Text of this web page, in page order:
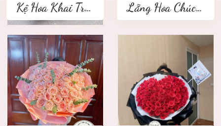
Kệ Hoa Khai Trương 2 tầng Lẵng Hoa Chúc Mừng